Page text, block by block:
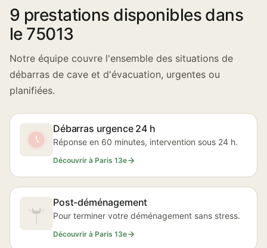
9 prestations disponibles dans
le 75013
Notre équipe couvre l'ensemble des situations de
débarras de cave et d'évacuation, urgentes ou
planifiées.
Débarras urgence 24 h
Réponse en 60 minutes, intervention sous 24 h.
Découvrir à Paris 13e
Post-déménagement
Pour terminer votre déménagement sans stress.
Découvrir à Paris 13e